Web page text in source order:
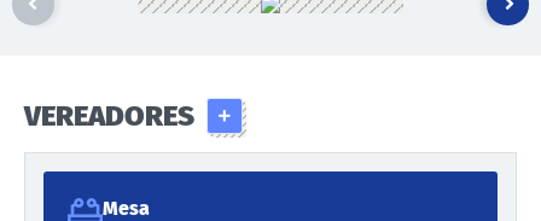
VEREADORES
Mesa